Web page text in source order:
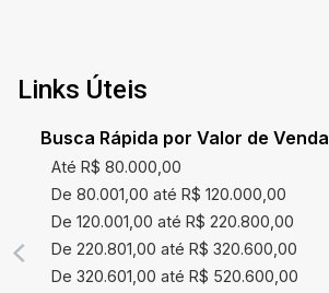
Links Úteis
Busca Rápida por Valor de Venda
Até R$ 80.000,00
De 80.001,00 até R$ 120.000,00
De 120.001,00 até R$ 220.800,00
De 220.801,00 até R$ 320.600,00
De 320.601,00 até R$ 520.600,00